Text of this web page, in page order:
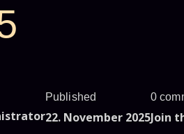
Published
22. November 2025
0
Join